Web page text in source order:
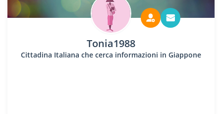
Tonia1988
Cittadina Italiana che cerca informazioni in Giappone